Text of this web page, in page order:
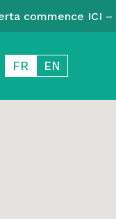
commence ICI
FR EN